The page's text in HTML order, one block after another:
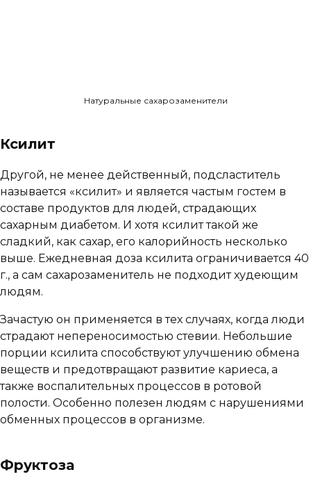
Натуральные сахарозаменители
Ксилит
Другой, не менее действенный, подсластитель
называется «ксилит» и является частым гостем в
составе продуктов для людей, страдающих
сахарным диабетом. И хотя ксилит такой же
сладкий, как сахар, его калорийность несколько
выше. Ежедневная доза ксилита ограничивается 40
г., а сам сахарозаменитель не подходит худеющим
людям.
Зачастую он применяется в тех случаях, когда люди
страдают непереносимостью стевии. Небольшие
порции ксилита способствуют улучшению обмена
веществ и предотвращают развитие кариеса, а
также воспалительных процессов в ротовой
полости. Особенно полезен людям с нарушениями
обменных процессов в организме.
Фруктоза